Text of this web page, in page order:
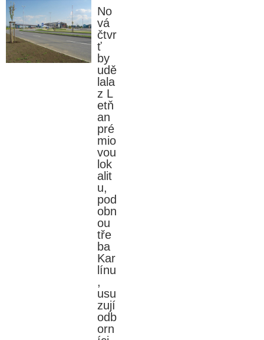
No
vá
čtvr
ť
by
udě
lala
z L
etň
an
pré
mio
vou
lok
alit
u,
pod
obn
ou
tře
ba
Kar
línu
,
usu
zují
odb
orn